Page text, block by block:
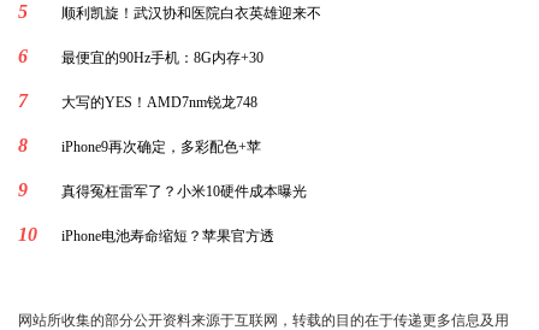
5 顺利凯旋！武汉协和医院白衣英雄迎来不
6 最便宜的90Hz手机：8G内存+30
7 大写的YES！AMD7nm锐龙748
8 iPhone9再次确定，多彩配色+苹
9 真得冤枉雷军了？小米10硬件成本曝光
10 iPhone电池寿命缩短？苹果官方透
网站所收集的部分公开资料来源于互联网，转载的目的在于传递更多信息及用